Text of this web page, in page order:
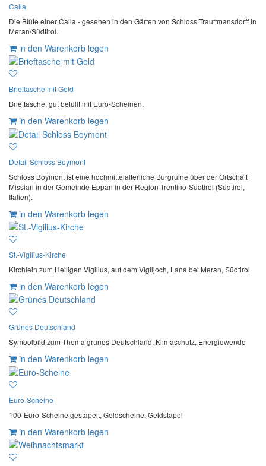
Calla
Die Blüte einer Calla - gesehen in den Gärten von Schloss Trauttmansdorff in
Meran/Südtirol.
in den Warenkorb legen
Brieftasche mit Geld
Brieftasche, gut befüllt mit Euro-Scheinen.
in den Warenkorb legen
Detail Schloss Boymont
Schloss Boymont ist eine hochmittelalterliche Burgruine über der Ortschaft
Missian in der Gemeinde Eppan in der Region Trentino-Südtirol (Südtirol,
Italien).
in den Warenkorb legen
St.-Vigilius-Kirche
Kirchlein zum Heiligen Vigilius, auf dem Vigiljoch, Lana bei Meran, Südtirol
in den Warenkorb legen
Grünes Deutschland
Symbolbild zum Thema grünes Deutschland, Klimaschutz, Energiewende
in den Warenkorb legen
Euro-Scheine
100-Euro-Scheine gestapelt, Geldscheine, Geldstapel
in den Warenkorb legen